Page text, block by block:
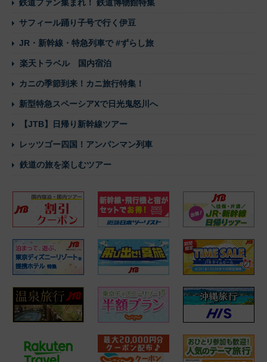
鉄道ファン集まれ！ 鉄道博物館特集
サフィール踊り子号で行く伊豆
JR・新幹線・特急列車で #ずらし旅
楽天トラベル 国内宿泊
カニの季節到来！カニ旅行特集！
新型特急スペーシアXで日光鬼怒川へ
【JTB】日帰り新幹線ツアー
レッツゴー四国！アンパンマン列車
鉄道の旅を楽しむツアー